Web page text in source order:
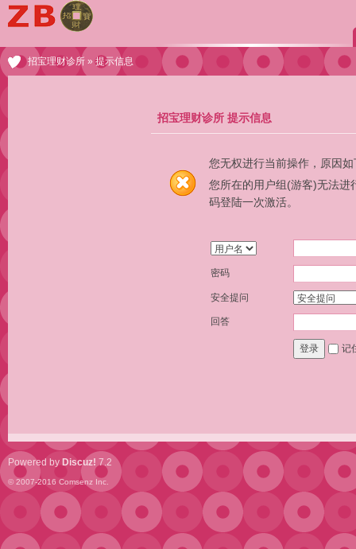
招宝理财诊所 » 提示信息
招宝理财诊所 提示信息
您无权进行当前操作，原因如
您所在的用户组(游客)无法进
码登陆一次激活。
密码
安全提问
回答
登录 记
Powered by Discuz! 7.2
© 2007-2016 Comsenz Inc.